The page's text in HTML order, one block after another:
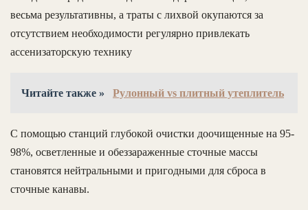
весьма результативны, а траты с лихвой окупаются за
отсутствием необходимости регулярно привлекать
ассенизаторскую технику
Читайте также » Рулонный vs плитный утеплитель
С помощью станций глубокой очистки доочищенные на 95-
98%, осветленные и обеззараженные сточные массы
становятся нейтральными и пригодными для сброса в
сточные канавы.